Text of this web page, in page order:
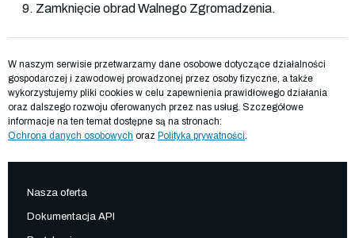
9. Zamknięcie obrad Walnego Zgromadzenia.
W naszym serwisie przetwarzamy dane osobowe dotyczące działalności
gospodarczej i zawodowej prowadzonej przez osoby fizyczne, a także
wykorzystujemy pliki cookies w celu zapewnienia prawidłowego działania
oraz dalszego rozwoju oferowanych przez nas usług. Szczegółowe
informacje na ten temat dostępne są na stronach:
Ochrona danych osobowych oraz Polityka prywatności.
Nasza oferta
Dokumentacja API